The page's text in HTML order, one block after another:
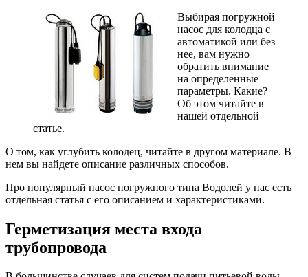
Выбирая погружной
насос для колодца с
автоматикой или без
нее, вам нужно
обратить внимание
на определенные
параметры. Какие?
Об этом читайте в
нашей отдельной
статье.
О том, как углубить колодец, читайте в другом материале. В
нем вы найдете описание различных способов.
Про популярный насос погружного типа Водолей у нас есть
отдельная статья с его описанием и характеристиками.
Герметизация места входа
трубопровода